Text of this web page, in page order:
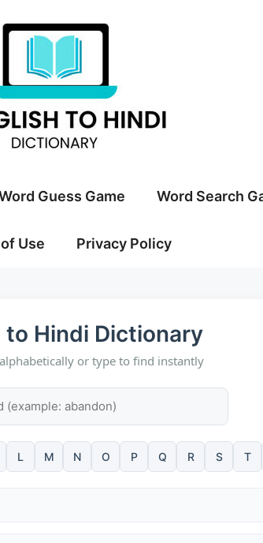
Guess Game Word Search
Use Privacy Policy
to Hindi Dictionary
or type to find instantly
L M N O P Q R S T